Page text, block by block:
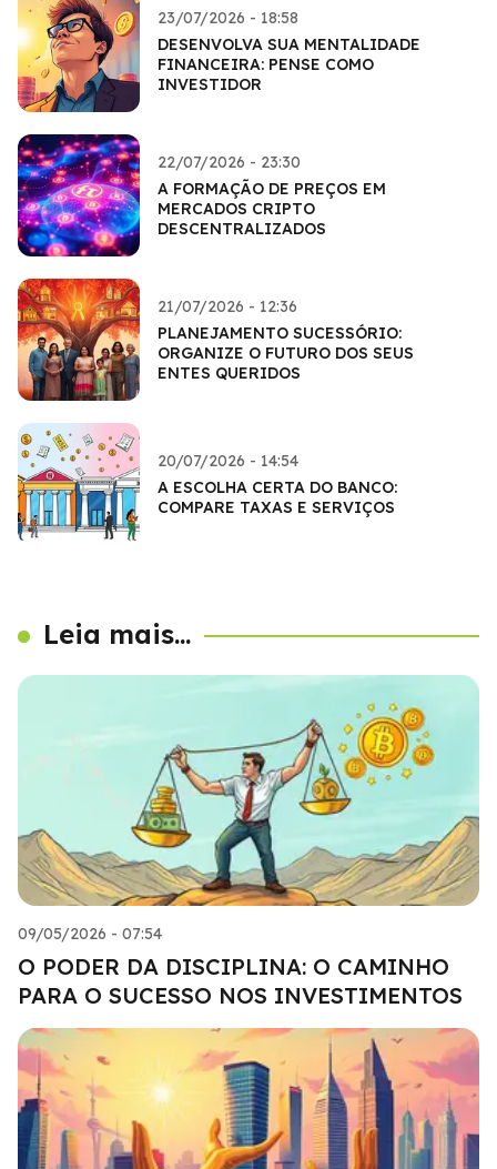
23/07/2026 - 18:58
DESENVOLVA SUA MENTALIDADE
FINANCEIRA: PENSE COMO
INVESTIDOR
22/07/2026 - 23:30
A FORMAÇÃO DE PREÇOS EM
MERCADOS CRIPTO
DESCENTRALIZADOS
21/07/2026 - 12:36
PLANEJAMENTO SUCESSÓRIO:
ORGANIZE O FUTURO DOS SEUS
ENTES QUERIDOS
20/07/2026 - 14:54
A ESCOLHA CERTA DO BANCO:
COMPARE TAXAS E SERVIÇOS
Leia mais...
09/05/2026 - 07:54
O PODER DA DISCIPLINA: O CAMINHO
PARA O SUCESSO NOS INVESTIMENTOS